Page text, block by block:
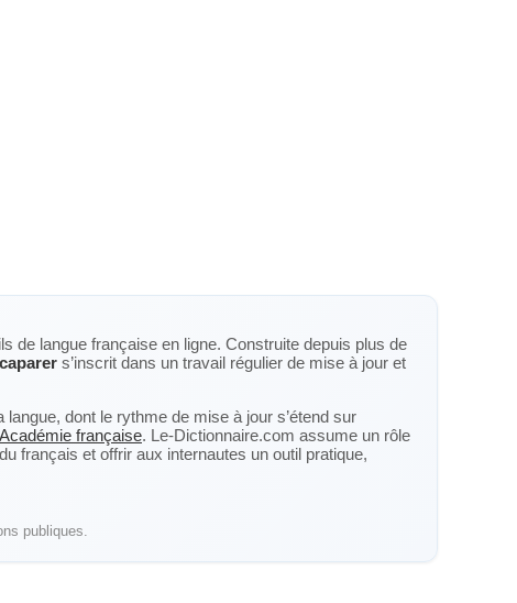
de langue française en ligne. Construite depuis plus de
s’inscrit dans un travail régulier de mise à jour et
dont le rythme de mise à jour s’étend sur
française. Le-Dictionnaire.com assume un rôle
français et offrir aux internautes un outil pratique,
publiques.